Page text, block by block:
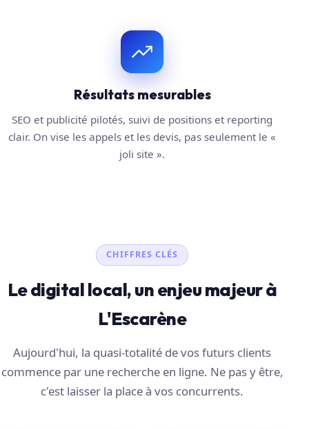
Résultats mesurables
SEO et publicité pilotés, suivi de positions et reporting
clair. On vise les appels et les devis, pas seulement le «
joli site ».
CHIFFRES CLÉS
Le digital local, un enjeu majeur à
L'Escarène
Aujourd'hui, la quasi-totalité de vos futurs clients
commence par une recherche en ligne. Ne pas y être,
c'est laisser la place à vos concurrents.